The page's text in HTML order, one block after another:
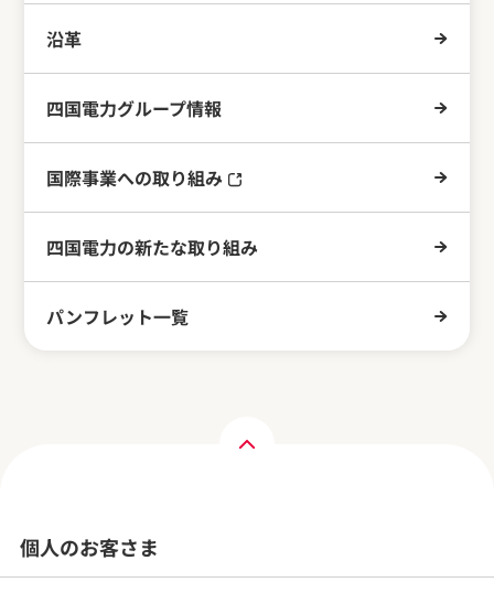
沿革
四国電力グループ情報
国際事業への取り組み
四国電力の新たな取り組み
パンフレット一覧
個人のお客さま